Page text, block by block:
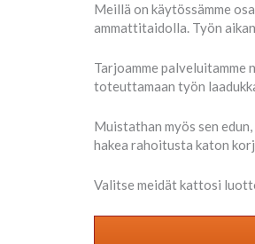
Meillä on käytössämme
ammattitaidolla. Työn
Tarjoamme palveluitamme
toteuttamaan työn
Muistathan myös sen
hakea rahoitusta katon
Valitse meidät kattosi